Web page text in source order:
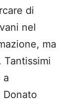
di
nel
ma
Tantissimi
a
Donato